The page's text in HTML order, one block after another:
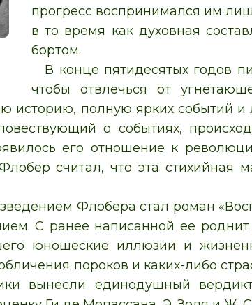
прогресс воспринимался им
в то время как духовная
бортом.
В конце пятидесятых годов
чтобы отвлечься от
историю, полную ярких событий и
о событиях,
его отношение к
считал, что эта стихийная
Флобера стал роман
С ранее написанной ее
юношеские иллюзии и
пороков и каких-либо
вынесли единодушный